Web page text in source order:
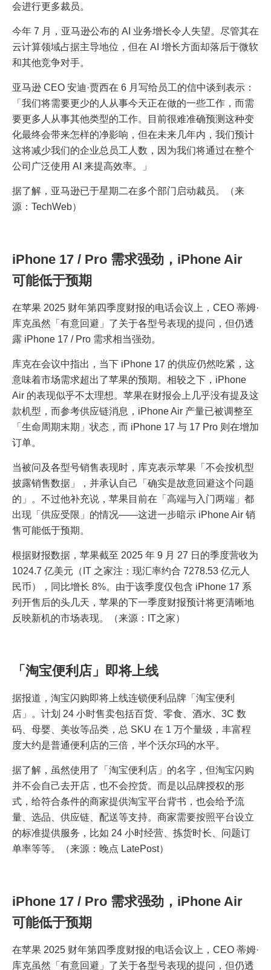
会进行更多裁员。
今年 7 月，亚马逊公布的 AI 业务增长令人失望。尽管其在
云计算领域占据主导地位，但在 AI 增长方面却落后于微软
和其他竞争对手。
亚马逊 CEO 安迪·贾西在 6 月写给员工的信中谈到表示：
「我们将需要更少的人从事今天正在做的一些工作，而需
要更多人从事其他类型的工作。目前很难准确预测这种变
化最终会带来怎样的净影响，但在未来几年内，我们预计
这将减少我们的企业总员工人数，因为我们将通过在整个
公司广泛使用 AI 来提高效率。」
据了解，亚马逊已于星期二在多个部门启动裁员。（来
源：TechWeb）
iPhone 17 / Pro 需求强劲，iPhone Air
可能低于预期
在苹果 2025 财年第四季度财报的电话会议上，CEO 蒂姆·
库克虽然「有意回避」了关于各型号表现的提问，但仍透
露 iPhone 17 / Pro 需求相当强劲。
库克在会议中指出，当下 iPhone 17 的供应仍然吃紧，这
意味着市场需求超出了苹果的预期。相较之下，iPhone
Air 的表现似乎不太理想。苹果在财报会上几乎没有提及这
款机型，而参考供应链消息，iPhone Air 产量已被调整至
「生命周期末期」状态，而 iPhone 17 与 17 Pro 则在增加
订单。
当被问及各型号销售表现时，库克表示苹果「不会按机型
披露销售数据」，并承认自己「确实是故意回避这个问题
的」。不过他补充说，苹果目前在「高端与入门两端」都
出现「供应受限」的情况——这进一步暗示 iPhone Air 销
售可能低于预期。
根据财报数据，苹果截至 2025 年 9 月 27 日的季度营收为
1024.7 亿美元（IT 之家注：现汇率约合 7278.53 亿元人
民币），同比增长 8%。由于该季度仅包含 iPhone 17 系
列开售后的头几天，苹果的下一季度财报预计将更清晰地
反映新机的市场表现。（来源：IT之家）
「淘宝便利店」即将上线
据报道，淘宝闪购即将上线连锁便利品牌「淘宝便利
店」。计划 24 小时售卖包括百货、零食、酒水、3C 数
码、母婴、美妆等品类，总 SKU 在 1 万个量级，丰富程
度大约是普通便利店的三倍，半个沃尔玛的水平。
据了解，虽然使用了「淘宝便利店」的名字，但淘宝闪购
并不会自己去开店，也不会控货。而是以品牌授权的形
式，给符合条件的商家提供淘宝平台背书，也会给予流
量、选品、供应链、配送等支持。商家需要按照平台设立
的标准提供服务，比如 24 小时经营、拣货时长、问题订
单率等等。（来源：晚点 LatePost）
iPhone 17 / Pro 需求强劲，iPhone Air
可能低于预期
在苹果 2025 财年第四季度财报的电话会议上，CEO 蒂姆·
库克虽然「有意回避」了关于各型号表现的提问，但仍透